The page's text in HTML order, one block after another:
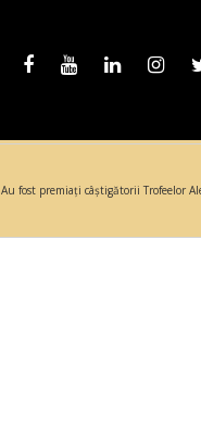
Au fost premiați câștigătorii Trofeelor